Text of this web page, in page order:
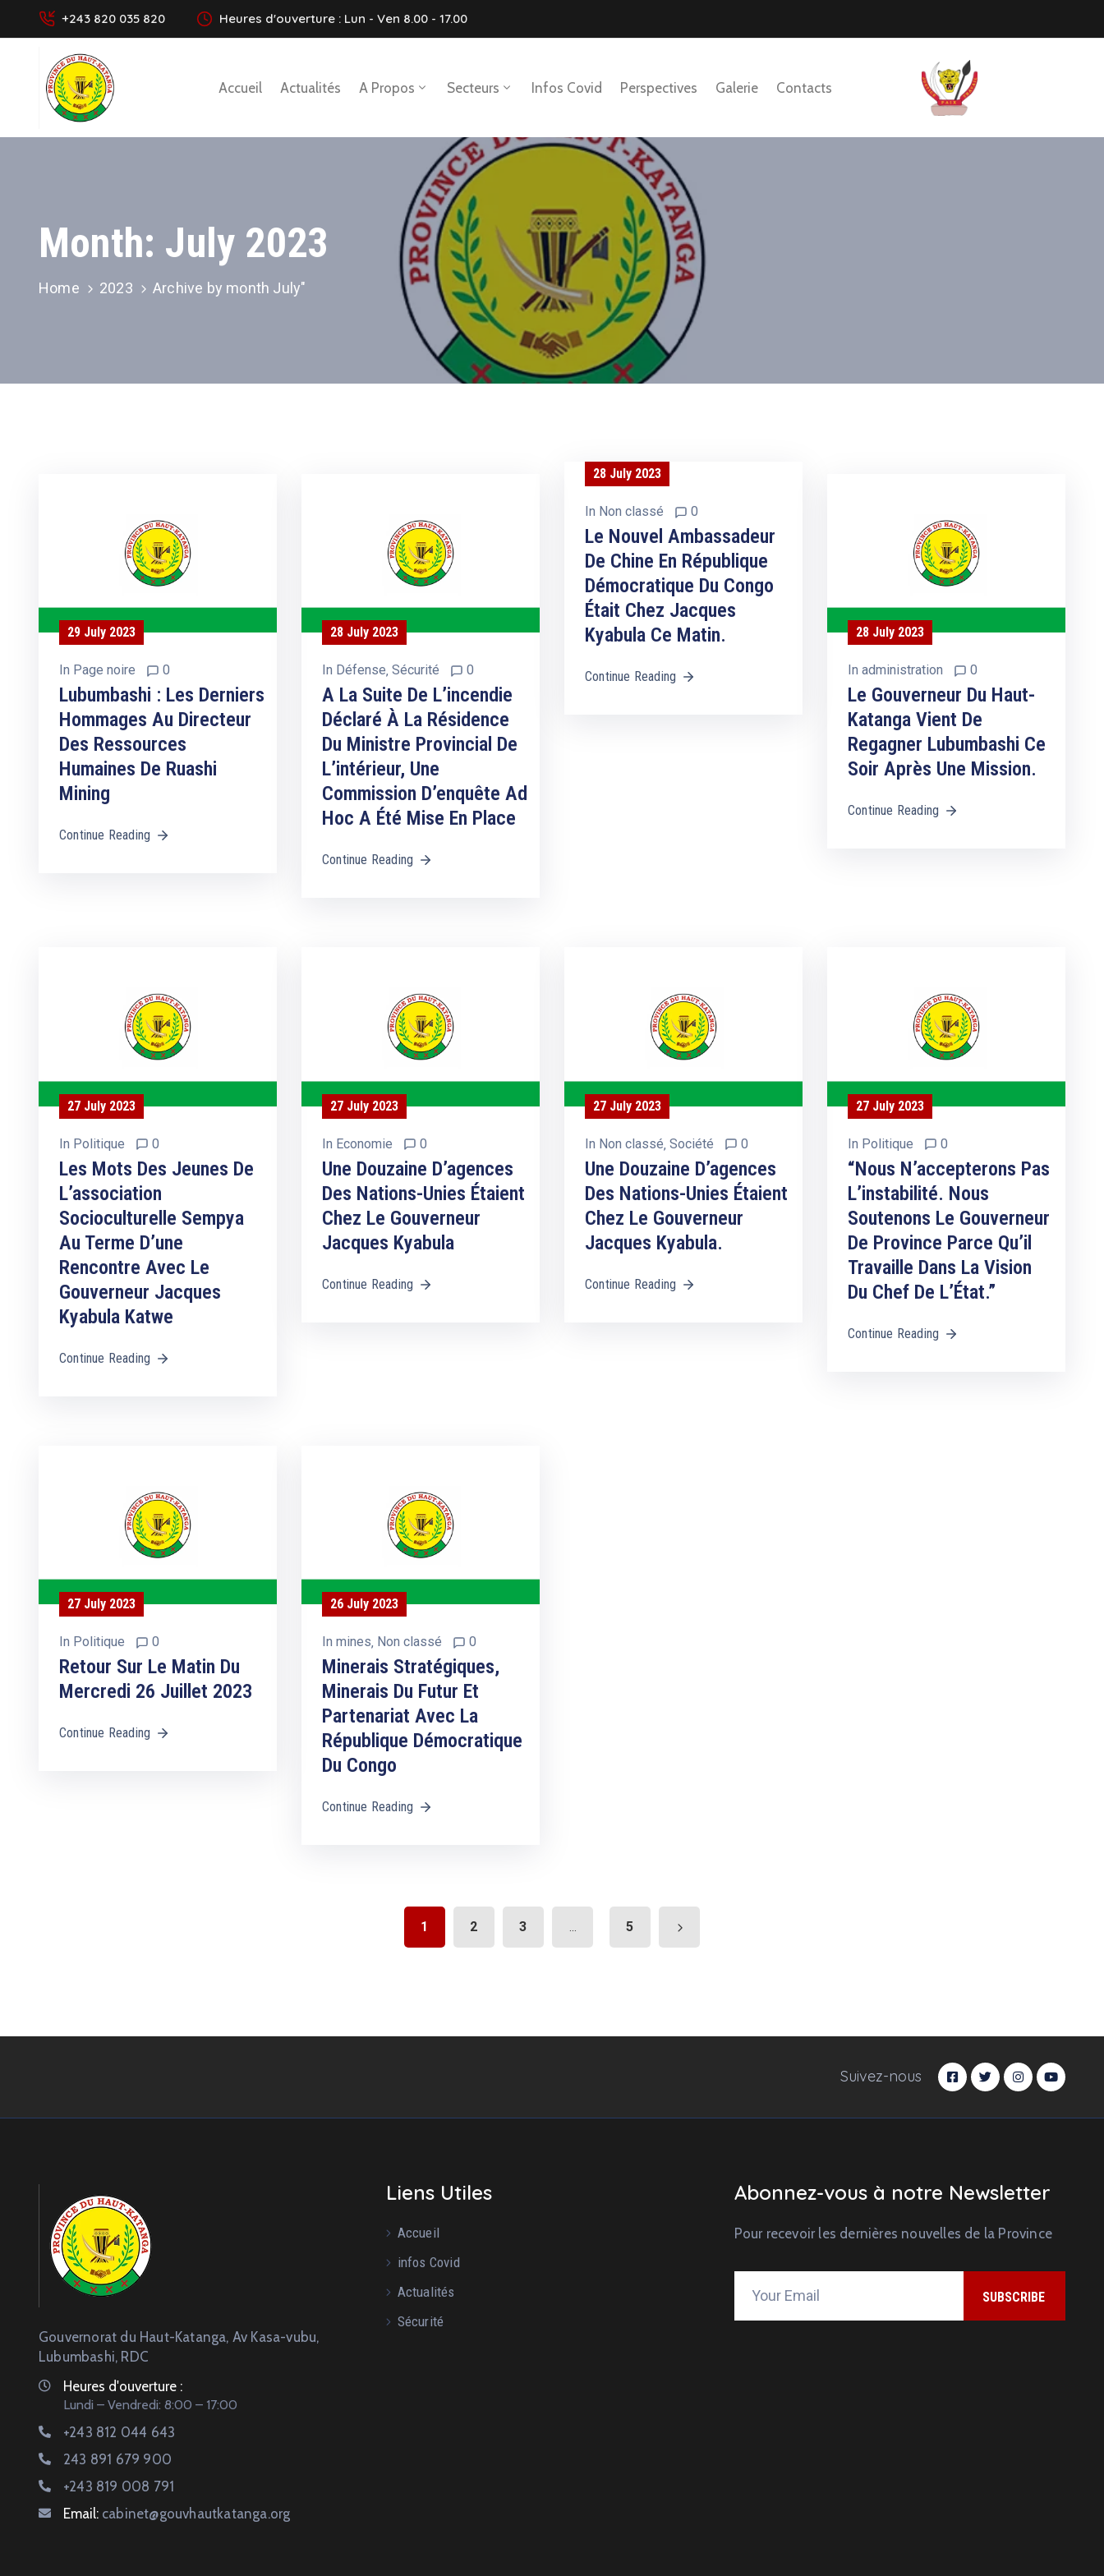
+243 820 035 820 Heures d'ouverture : Lun - Ven 8.00 - 17.00
Accueil Actualités A Propos Secteurs Infos Covid Perspectives Galerie Contacts
Month: July 2023
Home 2023 Archive by month July"
29 July 2023
In Page noire 0
Lubumbashi : Les Derniers
Hommages Au Directeur
Des Ressources
Humaines De Ruashi
Mining
Continue Reading
28 July 2023
In Défense‚ Sécurité 0
A La Suite De L’incendie
Déclaré À La Résidence
Du Ministre Provincial De
L’intérieur, Une
Commission D’enquête Ad
Hoc A Été Mise En Place
Continue Reading
28 July 2023
In Non classé 0
Le Nouvel Ambassadeur
De Chine En République
Démocratique Du Congo
Était Chez Jacques
Kyabula Ce Matin.
Continue Reading
28 July 2023
In administration 0
Le Gouverneur Du Haut-
Katanga Vient De
Regagner Lubumbashi Ce
Soir Après Une Mission.
Continue Reading
27 July 2023
In Politique 0
Les Mots Des Jeunes De
L’association
Socioculturelle Sempya
Au Terme D’une
Rencontre Avec Le
Gouverneur Jacques
Kyabula Katwe
Continue Reading
27 July 2023
In Economie 0
Une Douzaine D’agences
Des Nations-Unies Étaient
Chez Le Gouverneur
Jacques Kyabula
Continue Reading
27 July 2023
In Non classé Société 0
Une Douzaine D’agences
Des Nations-Unies Étaient
Chez Le Gouverneur
Jacques Kyabula.
Continue Reading
27 July 2023
In Politique 0
“Nous N’accepterons Pas
L’instabilité. Nous
Soutenons Le Gouverneur
De Province Parce Qu’il
Travaille Dans La Vision
Du Chef De L’État.”
Continue Reading
27 July 2023
In Politique 0
Retour Sur Le Matin Du
Mercredi 26 Juillet 2023
Continue Reading
26 July 2023
In mines Non classé 0
Minerais Stratégiques,
Minerais Du Futur Et
Partenariat Avec La
République Démocratique
Du Congo
Continue Reading
1 2 3 ... 5
Suivez-nous
Gouvernorat du Haut-Katanga, Av Kasa-vubu,
Lubumbashi, RDC
Heures d'ouverture :
Lundi – Vendredi: 8:00 – 17:00
+243 812 044 643
243 891 679 900
+243 819 008 791
Email: cabinet@gouvhautkatanga.org
Liens Utiles
Accueil
infos Covid
Actualités
Sécurité
Abonnez-vous à notre Newsletter
Pour recevoir les dernières nouvelles de la Province